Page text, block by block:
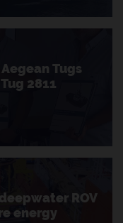
Tugs
2811
ROV
energy